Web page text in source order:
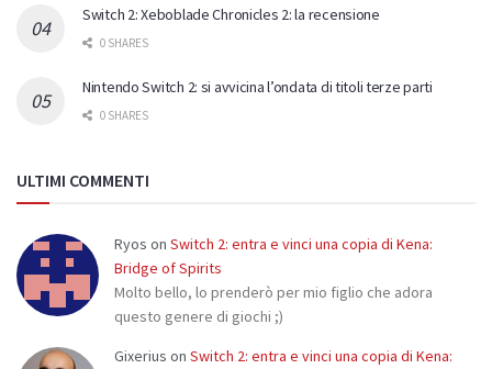
Switch 2: Xeboblade Chronicles 2: la recensione
0 SHARES
Nintendo Switch 2: si avvicina l’ondata di titoli terze parti
0 SHARES
ULTIMI COMMENTI
Ryos on Switch 2: entra e vinci una copia di Kena:
Bridge of Spirits
Molto bello, lo prenderò per mio figlio che adora
questo genere di giochi ;)
Gixerius on Switch 2: entra e vinci una copia di Kena: